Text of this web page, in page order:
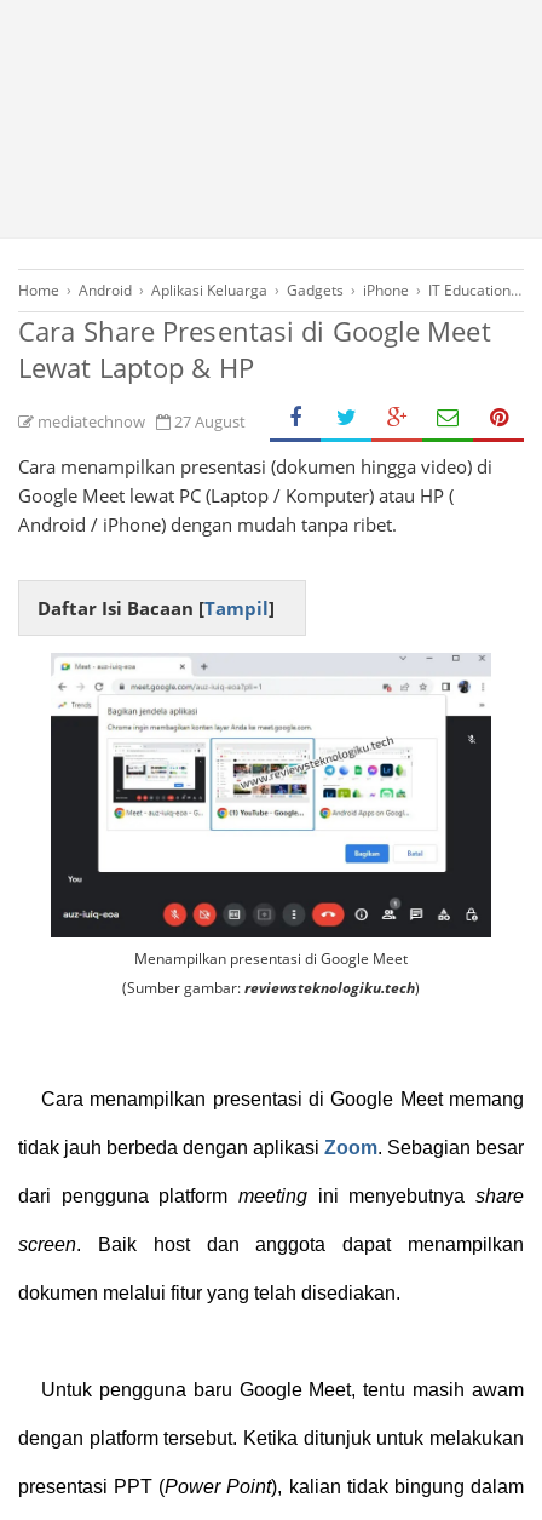
Home › Android › Aplikasi Keluarga › Gadgets › iPhone › IT Education ›
Cara Share Presentasi di Google Meet
Lewat Laptop & HP
mediatechnow 27 August
Cara menampilkan presentasi (dokumen hingga video) di
Google Meet lewat PC (Laptop / Komputer) atau HP (
Android / iPhone) dengan mudah tanpa ribet.
Daftar Isi Bacaan [Tampil]
Menampilkan presentasi di Google Meet
(Sumber gambar:reviewsteknologiku.tech)
Cara menampilkan presentasi di Google Meet memang
tidak jauh berbeda dengan aplikasi Zoom. Sebagian besar
dari pengguna platform meeting ini menyebutnya share
screen. Baik host dan anggota dapat menampilkan
dokumen melalui fitur yang telah disediakan.
Untuk pengguna baru Google Meet, tentu masih awam
dengan platform tersebut. Ketika ditunjuk untuk melakukan
presentasi PPT (Power Point), kalian tidak bingung dalam